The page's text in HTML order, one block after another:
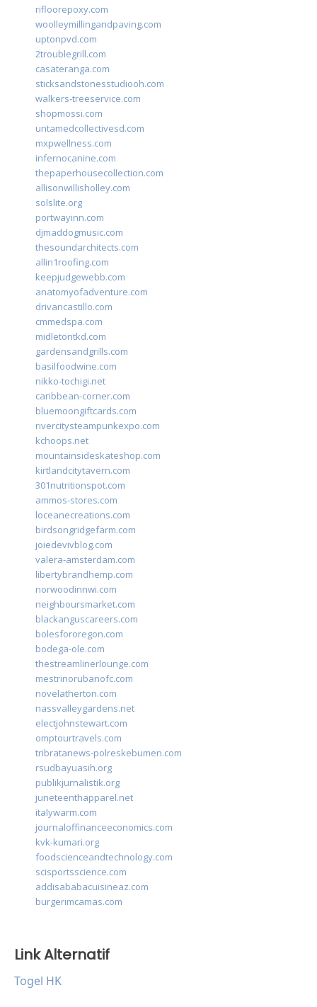
rifloorepoxy.com
woolleymillingandpaving.com
uptonpvd.com
2troublegrill.com
casateranga.com
sticksandstonesstudiooh.com
walkers-treeservice.com
shopmossi.com
untamedcollectivesd.com
mxpwellness.com
infernocanine.com
thepaperhousecollection.com
allisonwillisholley.com
solslite.org
portwayinn.com
djmaddogmusic.com
thesoundarchitects.com
allin1roofing.com
keepjudgewebb.com
anatomyofadventure.com
drivancastillo.com
cmmedspa.com
midletontkd.com
gardensandgrills.com
basilfoodwine.com
nikko-tochigi.net
caribbean-corner.com
bluemoongiftcards.com
rivercitysteampunkexpo.com
kchoops.net
mountainsideskateshop.com
kirtlandcitytavern.com
301nutritionspot.com
ammos-stores.com
loceanecreations.com
birdsongridgefarm.com
joiedevivblog.com
valera-amsterdam.com
libertybrandhemp.com
norwoodinnwi.com
neighboursmarket.com
blackanguscareers.com
bolesfororegon.com
bodega-ole.com
thestreamlinerlounge.com
mestrinorubanofc.com
novelatherton.com
nassvalleygardens.net
electjohnstewart.com
omptourtravels.com
tribratanews-polreskebumen.com
rsudbayuasih.org
publikjurnalistik.org
juneteenthapparel.net
italywarm.com
journaloffinanceeconomics.com
kvk-kumari.org
foodscienceandtechnology.com
scisportsscience.com
addisababacuisineaz.com
burgerimcamas.com
Link Alternatif
Togel HK